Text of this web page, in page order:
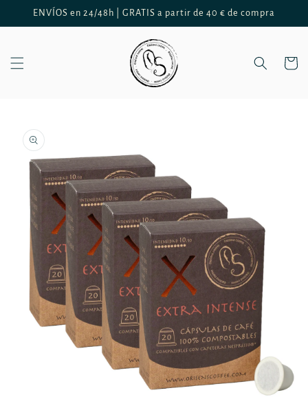
directamente
al contenido
ENVÍOS en 24/48h | GRATIS a partir de 40 € de compra
Carrito
a la
información
del producto